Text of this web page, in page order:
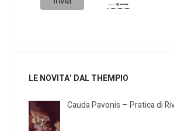
LE NOVITA’ DAL THEMPIO
Cauda Pavonis – Pratica di